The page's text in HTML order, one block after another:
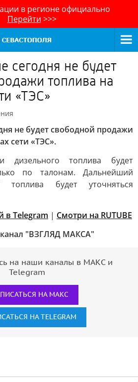
в регионе официально
Перейти >>>
сегодня не будет
топлива на
«ТЭС»
не будет свободной продажи
сети «ТЭС».
дизельного топлива будет
по талонам. Дальнейший
топлива будет уточняться
в Telegram | Смотри на RUTUBE
канал "ВЗГЛЯД МАКСА"
на наши каналы в МАКС и
Telegram
НА МАКС
НА TELEGRAM